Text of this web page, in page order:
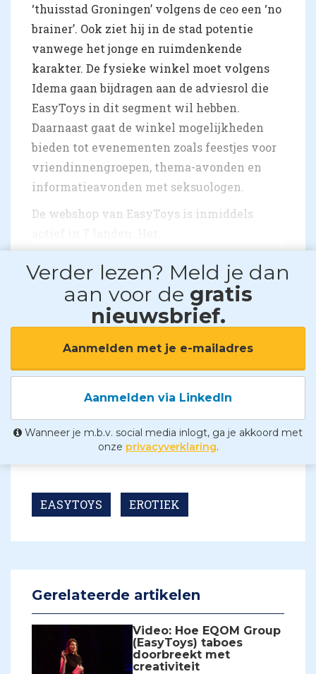
‘thuisstad Groningen’ volgens de ceo een ‘no
brainer’. Ook ziet hij in de stad potentie
vanwege het jonge en ruimdenkende
karakter. De fysieke winkel moet volgens
Idema gaan bijdragen aan de adviesrol die
EasyToys in dit segment wil hebben.
Daarnaast gaat de winkel mogelijkheden
bieden tot evenementen zoals feestjes voor
vriendinnengroepen, thema-avonden en
informatieavonden met seksuologen.
De webshop van EasyToys is inmiddels
Verder lezen? Meld je dan
aan voor de gratis
nieuwsbrief.
Aanmelden met je e-mailadres
Aanmelden via LinkedIn
Wanneer je m.b.v. social media inlogt, ga je akkoord met
onze privacyverklaring.
EASYTOYS EROTIEK
Gerelateerde artikelen
Video: Hoe EQOM Group
(EasyToys) taboes
doorbreekt met
creativiteit